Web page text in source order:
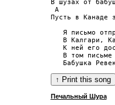
В шузах от
A
Пусть в Канаде
Я письмо
В Калгари,
К ней его
В том письме
Печальный Шура